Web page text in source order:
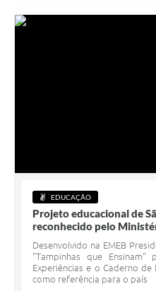
EDUCAÇÃO
Projeto educacional de
reconhecido pelo
Desenvolvido na EMEB
"Tampinhas que
Experiências e o Caderno
como referência para o país